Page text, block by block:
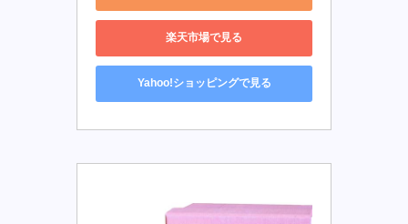
楽天市場で見る
Yahoo!ショッピングで見る